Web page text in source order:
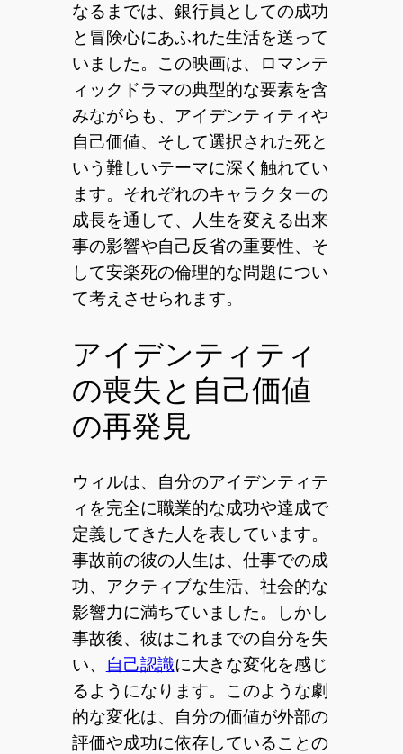
なるまでは、銀行員としての成功
と冒険心にあふれた生活を送って
いました。この映画は、ロマンテ
ィックドラマの典型的な要素を含
みながらも、アイデンティティや
自己価値、そして選択された死と
いう難しいテーマに深く触れてい
ます。それぞれのキャラクターの
成長を通して、人生を変える出来
事の影響や自己反省の重要性、そ
して安楽死の倫理的な問題につい
て考えさせられます。
アイデンティティ
の喪失と自己価値
の再発見
ウィルは、自分のアイデンティテ
ィを完全に職業的な成功や達成で
定義してきた人を表しています。
事故前の彼の人生は、仕事での成
功、アクティブな生活、社会的な
影響力に満ちていました。しかし
事故後、彼はこれまでの自分を失
い、
自己認識に大きな変化を感じ
るようになります。このような劇
的な変化は、自分の価値が外部の
評価や成功に依存していることの